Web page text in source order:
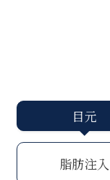
目元
脂肪注入